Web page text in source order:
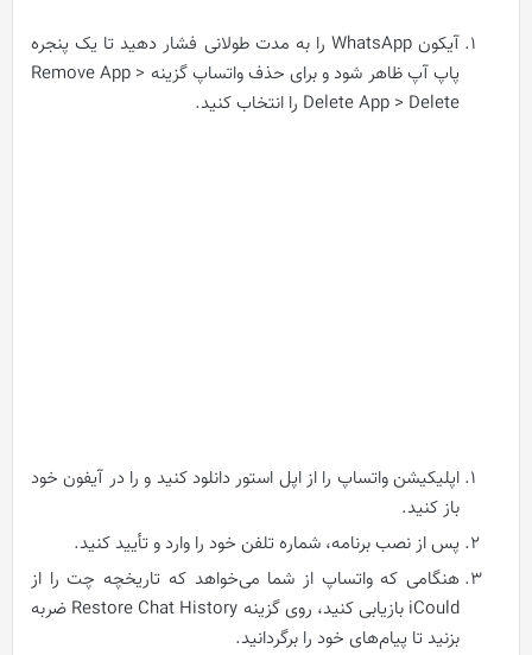
آیکون WhatsApp را به مدت طولانی فشار دهید تا یک پنجره
پاپ آپ ظاهر شود و برای حذف واتساپ گزینه Remove App >
Delete App > Delete را انتخاب کنید.
اپلیکیشن واتساپ را از اپل استور دانلود کنید و را در آیفون خود
باز کنید.
پس از نصب برنامه، شماره تلفن خود را وارد و تأیید کنید.
هنگامی که واتساپ از شما می‌خواهد که تاریخچه چت را از
iCould بازیابی کنید، روی گزینه Restore Chat History ضربه
بزنید تا پیام‌های خود را برگردانید.